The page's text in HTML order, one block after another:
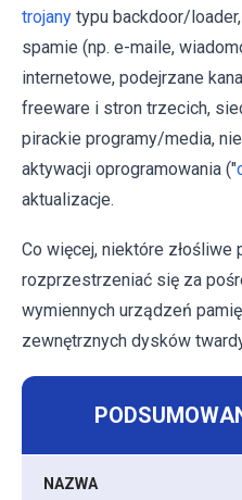
trojany typu backdoor/
spamie (np. e-maile,
internetowe, podejrzane
freeware i stron trzecich,
pirackie programy/media,
aktywacji oprogramowania ("
aktualizacje.
Co więcej, niektóre
rozprzestrzeniać się za
wymiennych urządzeń
zewnętrznych dysków
NAZWA